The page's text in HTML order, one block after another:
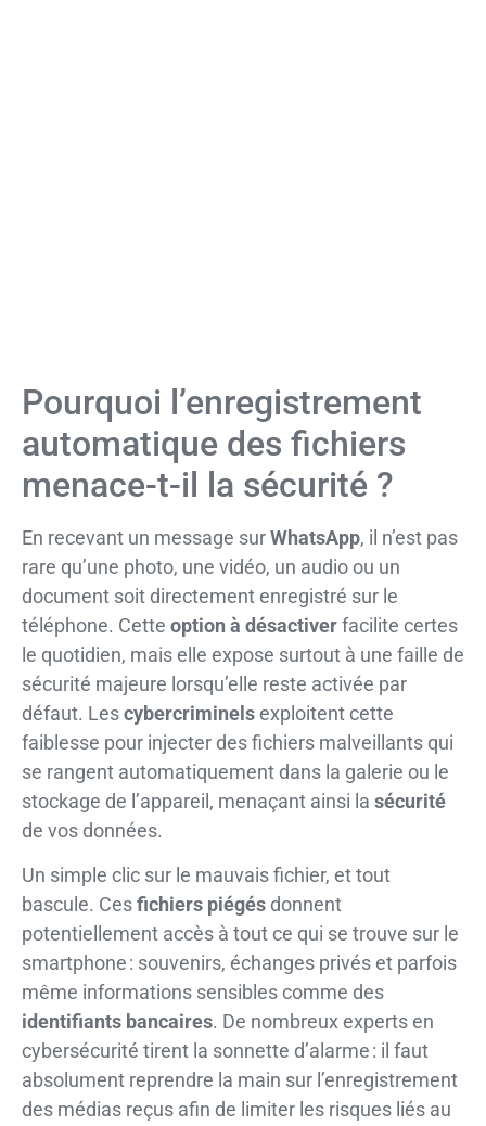
Pourquoi l’enregistrement
automatique des fichiers
menace-t-il la sécurité ?
En recevant un message surWhatsApp, il n’est pas
rare qu’une photo, une vidéo, un audio ou un
document soit directement enregistré sur le
téléphone. Cette option à désactiverfacilite certes
le quotidien, mais elle expose surtout à une faille de
sécurité majeure lorsqu’elle reste activée par
défaut. Lescybercriminelsexploitent cette
faiblesse pour injecter des fichiers malveillants qui
se rangent automatiquement dans la galerie ou le
stockage de l’appareil, menaçant ainsi la sécurité
de vos données.
Un simple clic sur le mauvais fichier, et tout
bascule. Cesfichiers piégés donnent
potentiellement accès à tout ce qui se trouve sur le
smartphone : souvenirs, échanges privés et parfois
même informations sensibles comme des
identifiants bancaires. De nombreux experts en
cybersécurité tirent la sonnette d’alarme : il faut
absolument reprendre la main sur l’enregistrement
des médias reçus afin de limiter les risques liés au